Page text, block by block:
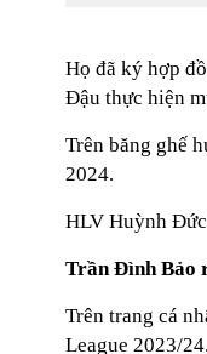
Họ đã ký hợp
Đậu thực hiện
Trên băng ghế
2024.
HLV Huỳnh
Trần Đình Bảo
Trên trang cá
League 2023/24.